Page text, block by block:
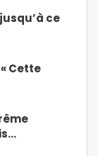
ce
Cette